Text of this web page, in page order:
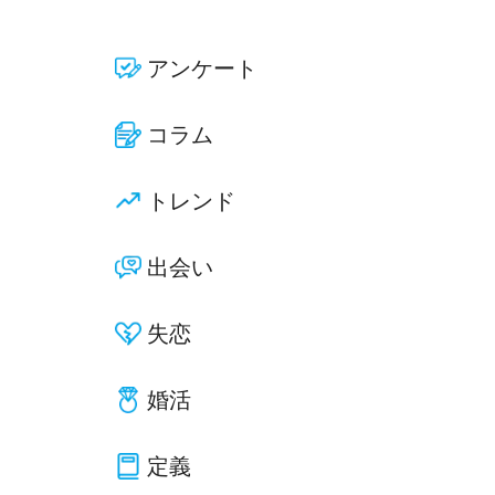
アンケート
コラム
トレンド
出会い
失恋
婚活
定義